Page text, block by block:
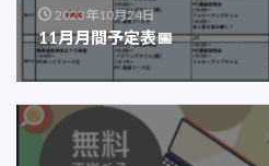
2023年10月24日
11月月間予定表📅